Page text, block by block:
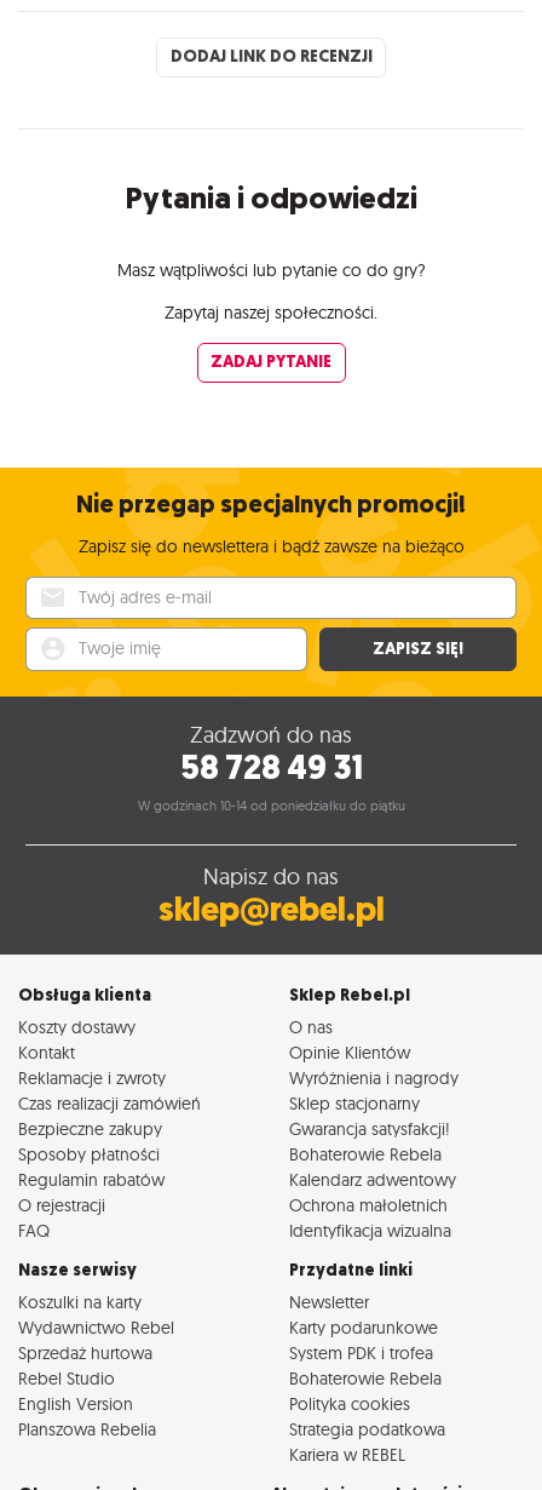
DODAJ LINK DO RECENZJI
Pytania i odpowiedzi
Masz wątpliwości lub pytanie co do gry?
Zapytaj naszej społeczności.
ZADAJ PYTANIE
Nie przegap specjalnych promocji!
Zapisz się do newslettera i bądź zawsze na bieżąco
ZAPISZ SIĘ!
Zadzwoń do nas
58 728 49 31
W godzinach 10-14 od poniedziałku do piątku
Napisz do nas
sklep@rebel.pl
Obsługa klienta
Koszty dostawy
Kontakt
Reklamacje i zwroty
Czas realizacji zamówień
Bezpieczne zakupy
Sposoby płatności
Regulamin rabatów
O rejestracji
FAQ
Sklep Rebel.pl
O nas
Opinie Klientów
Wyróżnienia i nagrody
Sklep stacjonarny
Gwarancja satysfakcji!
Bohaterowie Rebela
Kalendarz adwentowy
Ochrona małoletnich
Identyfikacja wizualna
Nasze serwisy
Koszulki na karty
Wydawnictwo Rebel
Sprzedaż hurtowa
Rebel Studio
English Version
Planszowa Rebelia
Przydatne linki
Newsletter
Karty podarunkowe
System PDK i trofea
Bohaterowie Rebela
Polityka cookies
Strategia podatkowa
Kariera w REBEL